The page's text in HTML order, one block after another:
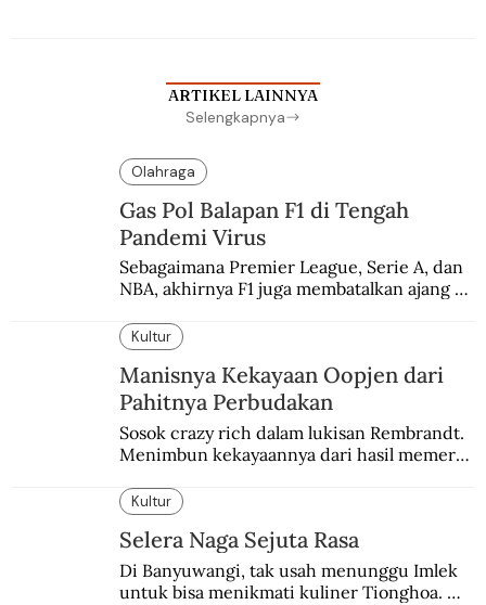
ARTIKEL LAINNYA
Selengkapnya
Olahraga
Gas Pol Balapan F1 di Tengah
Pandemi Virus
Sebagaimana Premier League, Serie A, dan
NBA, akhirnya F1 juga membatalkan ajang
enam dekade lampau.
Kultur
Manisnya Kekayaan Oopjen dari
Pahitnya Perbudakan
Sosok crazy rich dalam lukisan Rembrandt.
Menimbun kekayaannya dari hasil memeras
Kultur
Selera Naga Sejuta Rasa
Di Banyuwangi, tak usah menunggu Imlek
untuk bisa menikmati kuliner Tionghoa.